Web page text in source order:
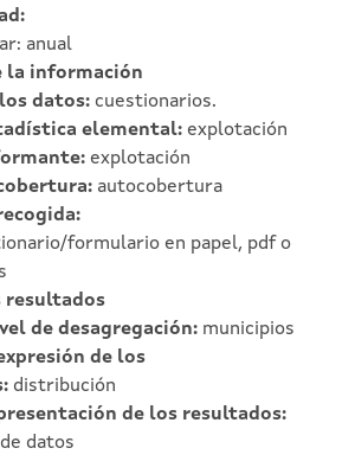
anual
la información
datos: cuestionarios.
elemental: explotación
explotación
autocobertura
formulario en papel, pdf o
resultados
de desagregación: municipios
de los
distribución
de los resultados:
datos